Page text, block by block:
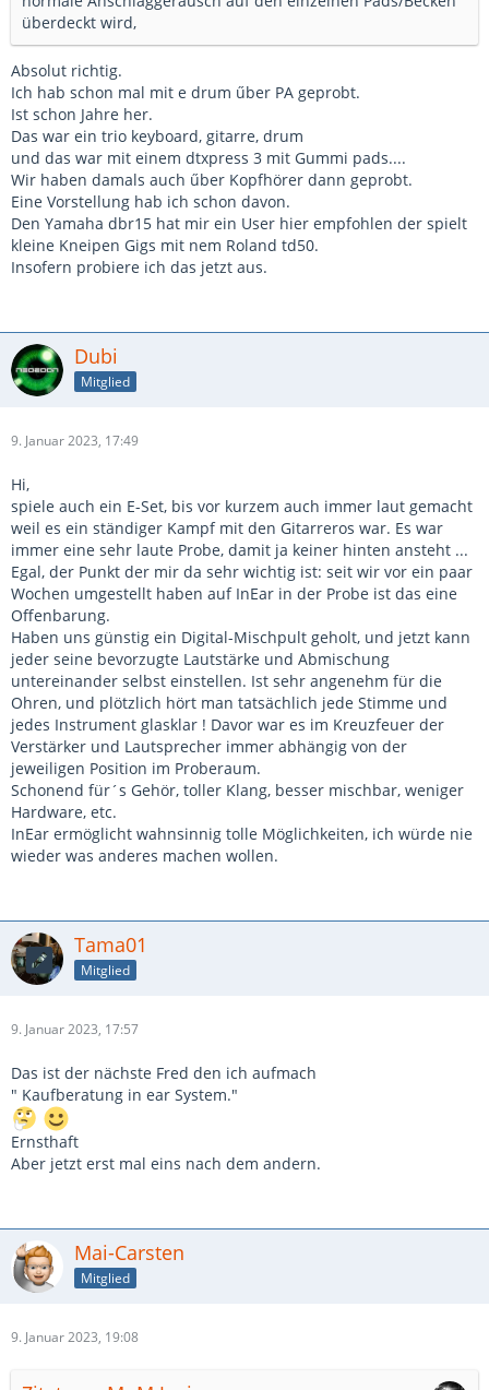
überdeckt wird,
Absolut richtig.
Ich hab schon mal mit e drum űber PA geprobt.
Ist schon Jahre her.
Das war ein trio keyboard, gitarre, drum
und das war mit einem dtxpress 3 mit Gummi pads....
Wir haben damals auch űber Kopfhörer dann geprobt.
Eine Vorstellung hab ich schon davon.
Den Yamaha dbr15 hat mir ein User hier empfohlen der spielt
kleine Kneipen Gigs mit nem Roland td50.
Insofern probiere ich das jetzt aus.
Dubi
Mitglied
9. Januar 2023, 17:49
Hi,
spiele auch ein E-Set, bis vor kurzem auch immer laut gemacht
weil es ein ständiger Kampf mit den Gitarreros war. Es war
immer eine sehr laute Probe, damit ja keiner hinten ansteht ...
Egal, der Punkt der mir da sehr wichtig ist: seit wir vor ein paar
Wochen umgestellt haben auf InEar in der Probe ist das eine
Offenbarung.
Haben uns günstig ein Digital-Mischpult geholt, und jetzt kann
jeder seine bevorzugte Lautstärke und Abmischung
untereinander selbst einstellen. Ist sehr angenehm für die
Ohren, und plötzlich hört man tatsächlich jede Stimme und
jedes Instrument glasklar ! Davor war es im Kreuzfeuer der
Verstärker und Lautsprecher immer abhängig von der
jeweiligen Position im Proberaum.
Schonend für´s Gehör, toller Klang, besser mischbar, weniger
Hardware, etc.
InEar ermöglicht wahnsinnig tolle Möglichkeiten, ich würde nie
wieder was anderes machen wollen.
Tama01
Mitglied
9. Januar 2023, 17:57
Das ist der nächste Fred den ich aufmach
" Kaufberatung in ear System."
Ernsthaft
Aber jetzt erst mal eins nach dem andern.
Mai-Carsten
Mitglied
9. Januar 2023, 19:08